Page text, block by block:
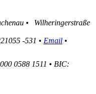
•
Wilheringerstraße
-531 • Email •
0588 1511 • BIC: